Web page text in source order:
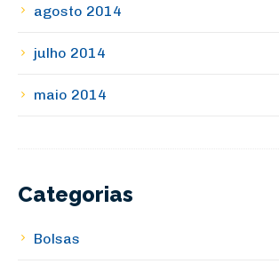
agosto 2014
julho 2014
maio 2014
Categorias
Bolsas